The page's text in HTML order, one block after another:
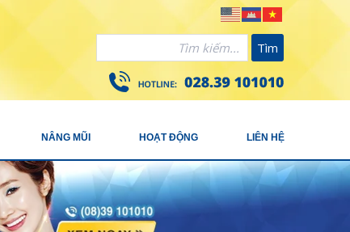
Tìm
NÂNG MŨI HOẠT ĐỘNG LIÊN HỆ